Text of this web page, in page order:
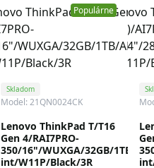
Populárne
Skladom
Model: 21QN0024CK
Lenovo ThinkPad T/T16
Gen 4/RAI7PRO-
350/16"/WUXGA/32GB/1TB/
int/W11P/Black/3R